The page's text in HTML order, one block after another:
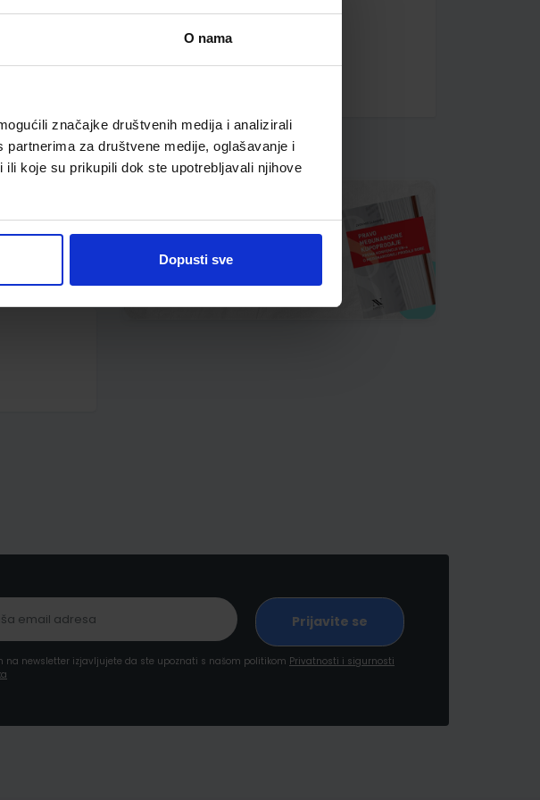
O nama
značajke društvenih medija i analizirali
za društvene medije, oglašavanje i
koje su prikupili dok ste upotrebljavali njihove
Dopusti sve
na newsletter izjavljujete da ste upoznati s našom politikom Privatnosti i sigurnosti